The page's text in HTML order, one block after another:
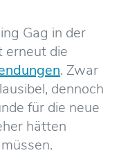
Gag in der
erneut die
. Zwar
dennoch
für die neue
hätten